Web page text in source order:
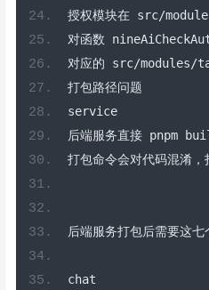
授权模块在 src/
对函数
对应的 src/modules/
打包路径问题
service
后端服务直接 pnpm
打包命令会对代码混淆，
后端服务打包后需要这七
chat